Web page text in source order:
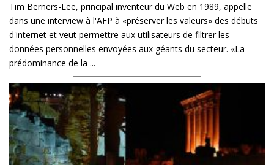
Tim Berners-Lee, principal inventeur du Web en 1989, appelle
dans une interview à l'AFP à «préserver les valeurs» des débuts
d'internet et veut permettre aux utilisateurs de filtrer les
données personnelles envoyées aux géants du secteur. «La
prédominance de la ...